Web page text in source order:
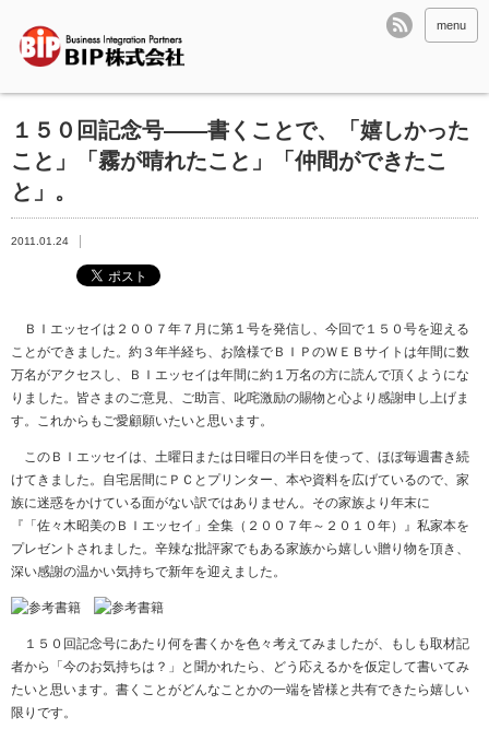
menu
１５０回記念号――書くことで、「嬉しかった
こと」「霧が晴れたこと」「仲間ができたこ
と」。
2011.01.24
ＢＩエッセイは２００７年７月に第１号を発信し、今回で１５０号を迎える
ことができました。約３年半経ち、お陰様でＢＩＰのＷＥＢサイトは年間に数
万名がアクセスし、ＢＩエッセイは年間に約１万名の方に読んで頂くようにな
りました。皆さまのご意見、ご助言、叱咤激励の賜物と心より感謝申し上げま
す。これからもご愛顧願いたいと思います。
このＢＩエッセイは、土曜日または日曜日の半日を使って、ほぼ毎週書き続
けてきました。自宅居間にＰＣとプリンター、本や資料を広げているので、家
族に迷惑をかけている面がない訳ではありません。その家族より年末に
『「佐々木昭美のＢＩエッセイ」全集（２００７年～２０１０年）』私家本を
プレゼントされました。辛辣な批評家でもある家族から嬉しい贈り物を頂き、
深い感謝の温かい気持ちで新年を迎えました。
１５０回記念号にあたり何を書くかを色々考えてみましたが、もしも取材記
者から「今のお気持ちは？」と聞かれたら、どう応えるかを仮定して書いてみ
たいと思います。書くことがどんなことかの一端を皆様と共有できたら嬉しい
限りです。